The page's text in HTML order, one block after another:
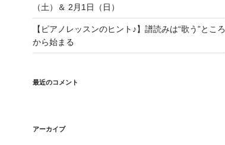
（土）＆ 2月1日（日）
【ピアノレッスンのヒント♪】譜読みは“歌う”ところ
から始まる
最近のコメント
アーカイブ